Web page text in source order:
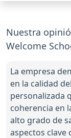
Nuestra
Welcome
La empresa
en la calidad
personalizada
coherencia en
alto grado de
aspectos clave